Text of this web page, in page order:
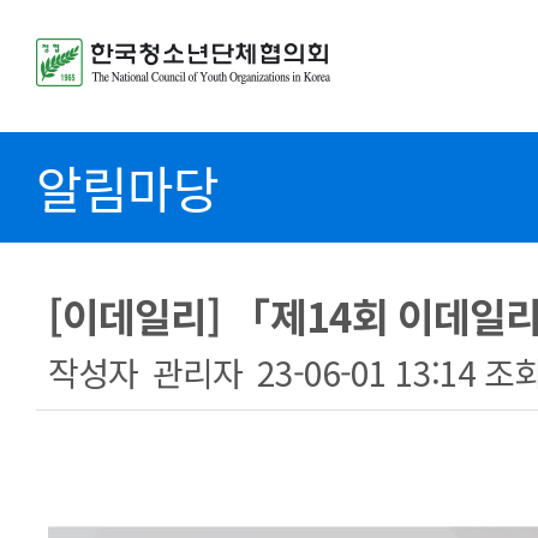
알림마당
[이데일리] 「제14회 이데일
작성자 관리자 23-06-01 13:14 조